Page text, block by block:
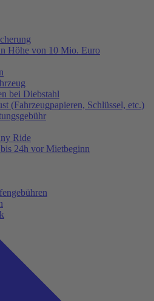
Höhe von 10 Mio. Euro
bei Diebstahl
(Fahrzeugpapieren, Schlüssel, etc.)
Ride
24h vor Mietbeginn